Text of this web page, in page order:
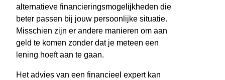
alternatieve financieringsmogelijkheden die
beter passen bij jouw persoonlijke situatie.
Misschien zijn er andere manieren om aan
geld te komen zonder dat je meteen een
lening hoeft aan te gaan.
Het advies van een financieel expert kan